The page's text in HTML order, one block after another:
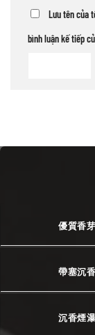
Lưu tên của
bình luận kế tiếp
優質香芽
帶塞沉香
沉香煙瀑